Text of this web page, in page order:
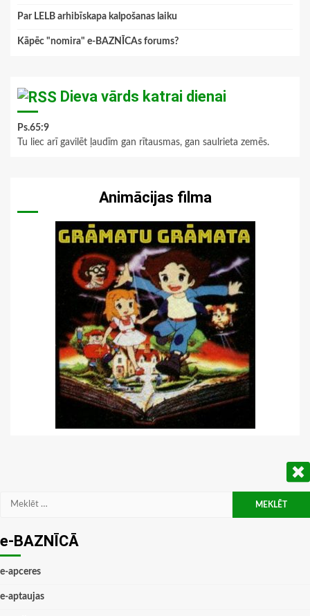
Par LELB arhibīskapa kalpošanas laiku
Kāpēc "nomira" e-BAZNĪCAs forums?
Dieva vārds katrai dienai
Ps.65:9
Tu liec arī gavilēt ļaudīm gan rītausmas, gan saulrieta zemēs.
Animācijas filma
Meklēt:
e-BAZNĪCĀ
e-apceres
e-aptaujas